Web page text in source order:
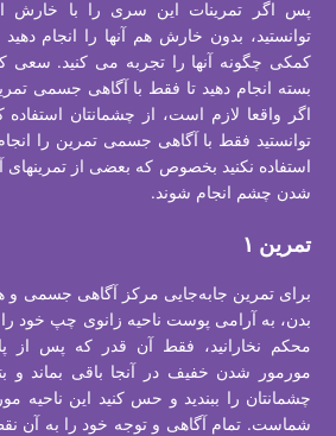
پس اگر تمرینات این سری را با خارش
توانستید، بدون خارش هم آنها را انجام دهید
کمکی چگونه آنها را تجربه می کنید. سعی
بسته انجام دهید تا فقط با آگاهی جسمی
اگر واقعا لازم است، از چشمانتان
توانستید فقط با آگاهی جسمی تمرین را
استفاده نکنید بخصوص که بعضی از تمرینهای
شدن چشم انجام شوند.
تمرین ۱
برای تمرین جابه‌جایی مرکز آگاهی جسمی و
بدن، به آرامی پوست ناحیه زانوی چپ خود را با
محکم نخارانید، فقط آن قدر که پس از
مورمور شدن خفیف در آنجا باقی بماند و
چشمانتان را ببندید و حس کنید این ناحیه
شماست. تمام آگاهی و توجه خود را به آن